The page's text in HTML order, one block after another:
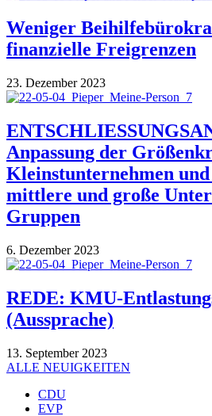
Weniger
finanzielle Freigrenzen
23. Dezember 2023
Anpassung der
Kleinstunternehmen
mittlere und große
Gruppen
6. Dezember 2023
REDE: KMU-
(Aussprache)
13. September 2023
ALLE NEUIGKEITEN
CDU
EVP